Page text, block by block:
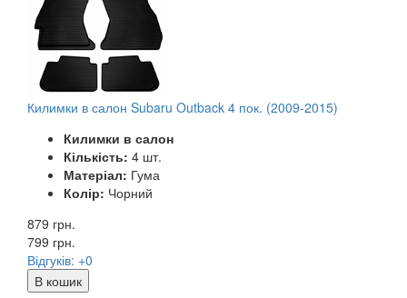
Килимки в салон Subaru Outback 4 пок. (2009-2015)
Килимки в салон
Кількість: 4 шт.
Матеріал: Гума
Колір: Чорний
879 грн.
799 грн.
Відгуків: +0
В кошик